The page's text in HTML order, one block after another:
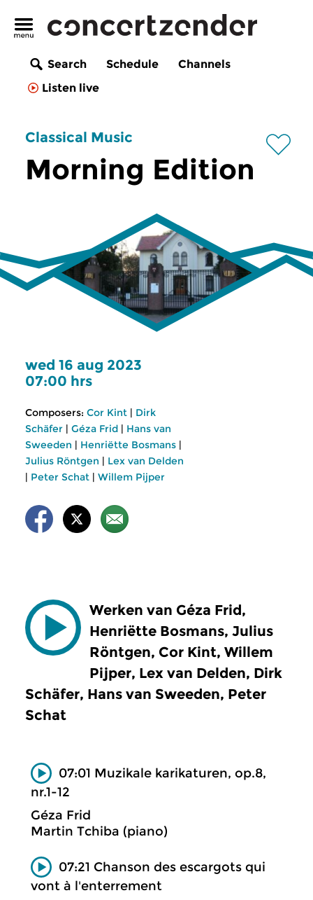
Search Schedule
Channels
Listen live
Classical Music
Morning Edition
wed 16 aug 2023
07:00 hrs
Composers: Cor Kint | Dirk
Schäfer | Géza Frid | Hans van
Sweeden | Henriëtte Bosmans |
Julius Röntgen | Lex van Delden
| Peter Schat | Willem Pijper
Werken van Géza Frid,
Henriëtte Bosmans, Julius
Röntgen, Cor Kint, Willem
Pijper, Lex van Delden, Dirk
Schäfer, Hans van Sweeden, Peter
Schat
07:01 Muzikale karikaturen, op.8,
nr.1-12
Géza Frid
Martin Tchiba (piano)
07:21 Chanson des escargots qui
vont à l'enterrement